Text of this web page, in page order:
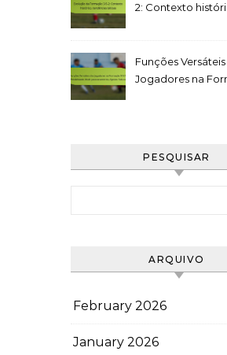
2: Contexto
Funções
Jogadores na
PESQUISAR
ARQUIVO
February 2026
January 2026